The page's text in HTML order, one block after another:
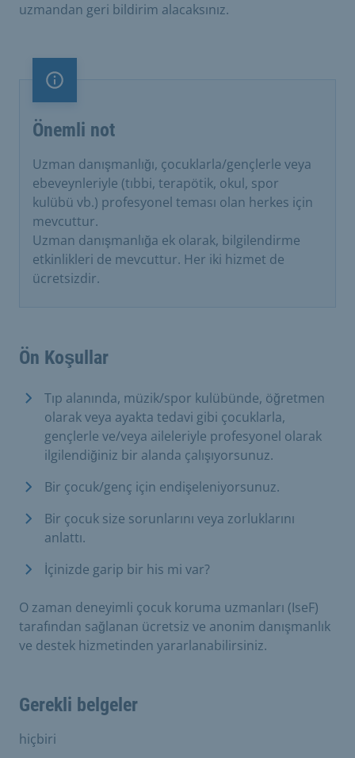
uzmandan geri bildirim alacaksınız.
Önemli not
Önemli not
Uzman danışmanlığı, çocuklarla/gençlerle veya
ebeveynleriyle (tıbbi, terapötik, okul, spor
kulübü vb.) profesyonel teması olan herkes için
mevcuttur.
Uzman danışmanlığa ek olarak, bilgilendirme
etkinlikleri de mevcuttur. Her iki hizmet de
ücretsizdir.
Ön Koşullar
Tıp alanında, müzik/spor kulübünde, öğretmen
olarak veya ayakta tedavi gibi çocuklarla,
gençlerle ve/veya aileleriyle profesyonel olarak
ilgilendiğiniz bir alanda çalışıyorsunuz.
Bir çocuk/genç için endişeleniyorsunuz.
Bir çocuk size sorunlarını veya zorluklarını
anlattı.
İçinizde garip bir his mi var?
O zaman deneyimli çocuk koruma uzmanları (IseF)
tarafından sağlanan ücretsiz ve anonim danışmanlık
ve destek hizmetinden yararlanabilirsiniz.
Gerekli belgeler
hiçbiri